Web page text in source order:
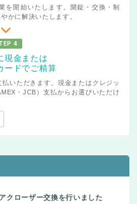
を開始いたします。開錠・交換・制
かに解決いたします。
4
現金または
ードでご精算
いただきます。現金またはクレジッ
・JCB）支払からお選びいただけ
クローザー交換を行いました